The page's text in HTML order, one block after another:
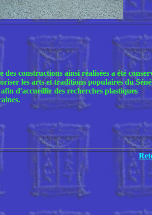
des constructions ainsi réalisées a été
les arts et traditions populaires du
d'accueillir des recherches plastiques